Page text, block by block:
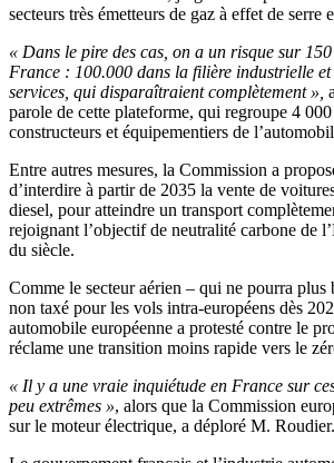
secteurs très émetteurs de gaz à effet de serre
« Dans le pire des cas, on a un risque sur
France : 100.000 dans la filière industrielle et
services, qui disparaîtraient complètement »,
parole de cette plateforme, qui regroupe 4 000
constructeurs et équipementiers de
Entre autres mesures, la Commission a
d’interdire à partir de 2035 la vente de
diesel, pour atteindre un transport
rejoignant l’objectif de neutralité carbone de
du siècle.
Comme le secteur aérien – qui ne pourra plus
non taxé pour les vols intra-européens dès
automobile européenne a protesté contre le
réclame une transition moins rapide vers le
« Il y a une vraie inquiétude en France sur
peu extrêmes », alors que la Commission
sur le moteur électrique, a déploré M. Roudier.